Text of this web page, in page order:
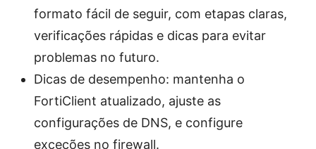
formato fácil de seguir, com etapas claras,
verificações rápidas e dicas para evitar
problemas no futuro.
Dicas de desempenho: mantenha o
FortiClient atualizado, ajuste as
configurações de DNS, e configure
exceções no firewall.